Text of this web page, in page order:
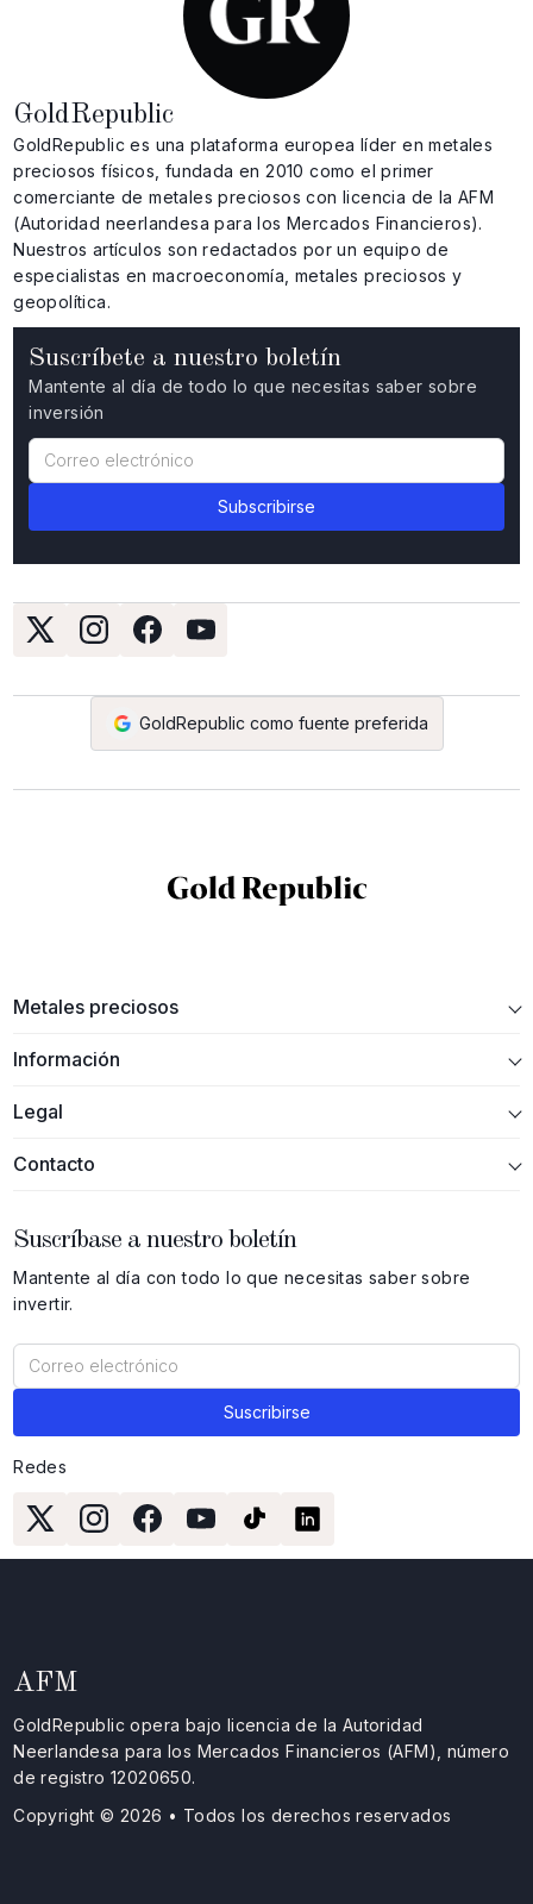
Suscríbete a nuestro boletín
Mantente al día de todo lo que necesitas saber sobre
inversión
GoldRepublic como fuente preferida
GoldRepublic
GoldRepublic es una plataforma europea líder en metales
preciosos físicos, fundada en 2010 como el primer
comerciante de metales preciosos con licencia de la AFM
(Autoridad neerlandesa para los Mercados Financieros).
Nuestros artículos son redactados por un equipo de
especialistas en macroeconomía, metales preciosos y
geopolítica.
Metales preciosos
Información
Legal
Contacto
Suscríbase a nuestro boletín
Mantente al día con todo lo que necesitas saber sobre
invertir.
Redes
AFM
GoldRepublic opera bajo licencia de la Autoridad
Neerlandesa para los Mercados Financieros (AFM), número
de registro 12020650.
Copyright © 2026 • Todos los derechos reservados